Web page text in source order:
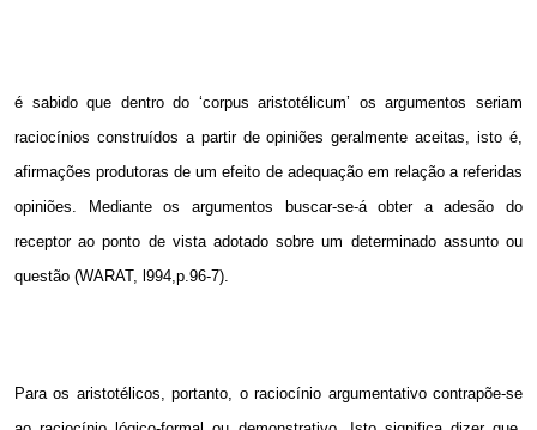
é sabido que dentro do ‘corpus aristotélicum’ os argumentos seriam
raciocínios construídos a partir de opiniões geralmente aceitas, isto é,
afirmações produtoras de um efeito de adequação em relação a referidas
opiniões. Mediante os argumentos buscar-se-á obter a adesão do
receptor ao ponto de vista adotado sobre um determinado assunto ou
questão (WARAT, l994,p.96-7).
Para os aristotélicos, portanto, o raciocínio argumentativo contrapõe-se